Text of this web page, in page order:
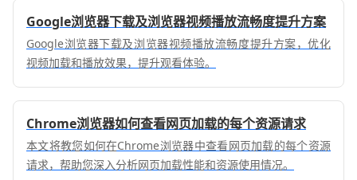
Google浏览器下载及浏览器视频播放流畅度提升方案
Google浏览器下载及浏览器视频播放流畅度提升方案，优化
视频加载和播放效果，提升观看体验。
Chrome浏览器如何查看网页加载的每个资源请求
本文将教您如何在Chrome浏览器中查看网页加载的每个资源
请求，帮助您深入分析网页加载性能和资源使用情况。